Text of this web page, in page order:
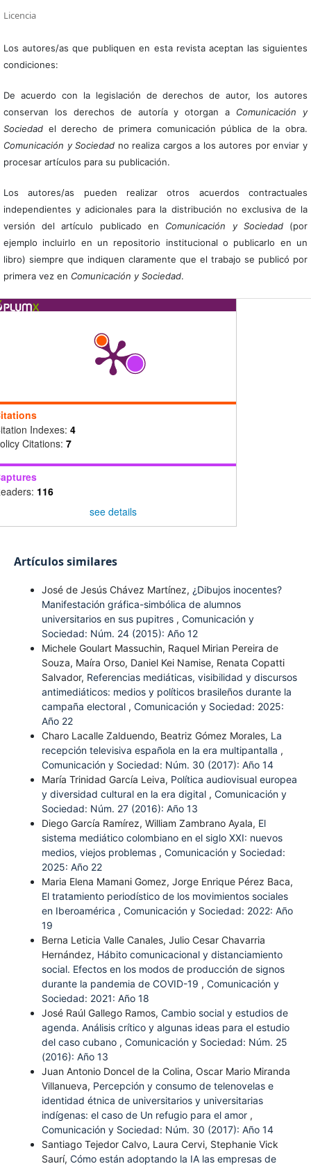
Licencia
Los autores/as que publiquen en esta revista aceptan las siguientes
condiciones:
De acuerdo con la legislación de derechos de autor, los autores
conservan los derechos de autoría y otorgan a Comunicación y
Sociedadel derecho de primera comunicación pública de la obra.
Comunicación y Sociedad no realiza cargos a los autores por enviar y
procesar artículos para su publicación.
Los autores/as pueden realizar otros acuerdos contractuales
independientes y adicionales para la distribución no exclusiva de la
versión del artículo publicado en Comunicación y Sociedad(por
ejemplo incluirlo en un repositorio institucional o publicarlo en un
libro) siempre que indiquen claramente que el trabajo se publicó por
primera vez en Comunicación y Sociedad.
Indexes: 4
Citations: 7
116
see details
Artículos similares
José de Jesús Chávez Martínez, ¿Dibujos inocentes?
Manifestación gráfica-simbólica de alumnos
universitarios en sus pupitres , Comunicación y
Sociedad: Núm. 24 (2015): Año 12
Michele Goulart Massuchin, Raquel Mirian Pereira de
Souza, Maíra Orso, Daniel Kei Namise, Renata Copatti
Salvador, Referencias mediáticas, visibilidad y discursos
antimediáticos: medios y políticos brasileños durante la
campaña electoral , Comunicación y Sociedad: 2025:
Año 22
Charo Lacalle Zalduendo, Beatriz Gómez Morales, La
recepción televisiva española en la era multipantalla ,
Comunicación y Sociedad: Núm. 30 (2017): Año 14
María Trinidad García Leiva, Política audiovisual europea
y diversidad cultural en la era digital , Comunicación y
Sociedad: Núm. 27 (2016): Año 13
Diego García Ramírez, William Zambrano Ayala, El
sistema mediático colombiano en el siglo XXI: nuevos
medios, viejos problemas , Comunicación y Sociedad:
2025: Año 22
Maria Elena Mamani Gomez, Jorge Enrique Pérez Baca,
El tratamiento periodístico de los movimientos sociales
en Iberoamérica , Comunicación y Sociedad: 2022: Año
19
Berna Leticia Valle Canales, Julio Cesar Chavarria
Hernández, Hábito comunicacional y distanciamiento
social. Efectos en los modos de producción de signos
durante la pandemia de COVID-19 , Comunicación y
Sociedad: 2021: Año 18
José Raúl Gallego Ramos, Cambio social y estudios de
agenda. Análisis crítico y algunas ideas para el estudio
del caso cubano , Comunicación y Sociedad: Núm. 25
(2016): Año 13
Juan Antonio Doncel de la Colina, Oscar Mario Miranda
Villanueva, Percepción y consumo de telenovelas e
identidad étnica de universitarios y universitarias
indígenas: el caso de Un refugio para el amor ,
Comunicación y Sociedad: Núm. 30 (2017): Año 14
Santiago Tejedor Calvo, Laura Cervi, Stephanie Vick
Saurí, Cómo están adoptando la IA las empresas de